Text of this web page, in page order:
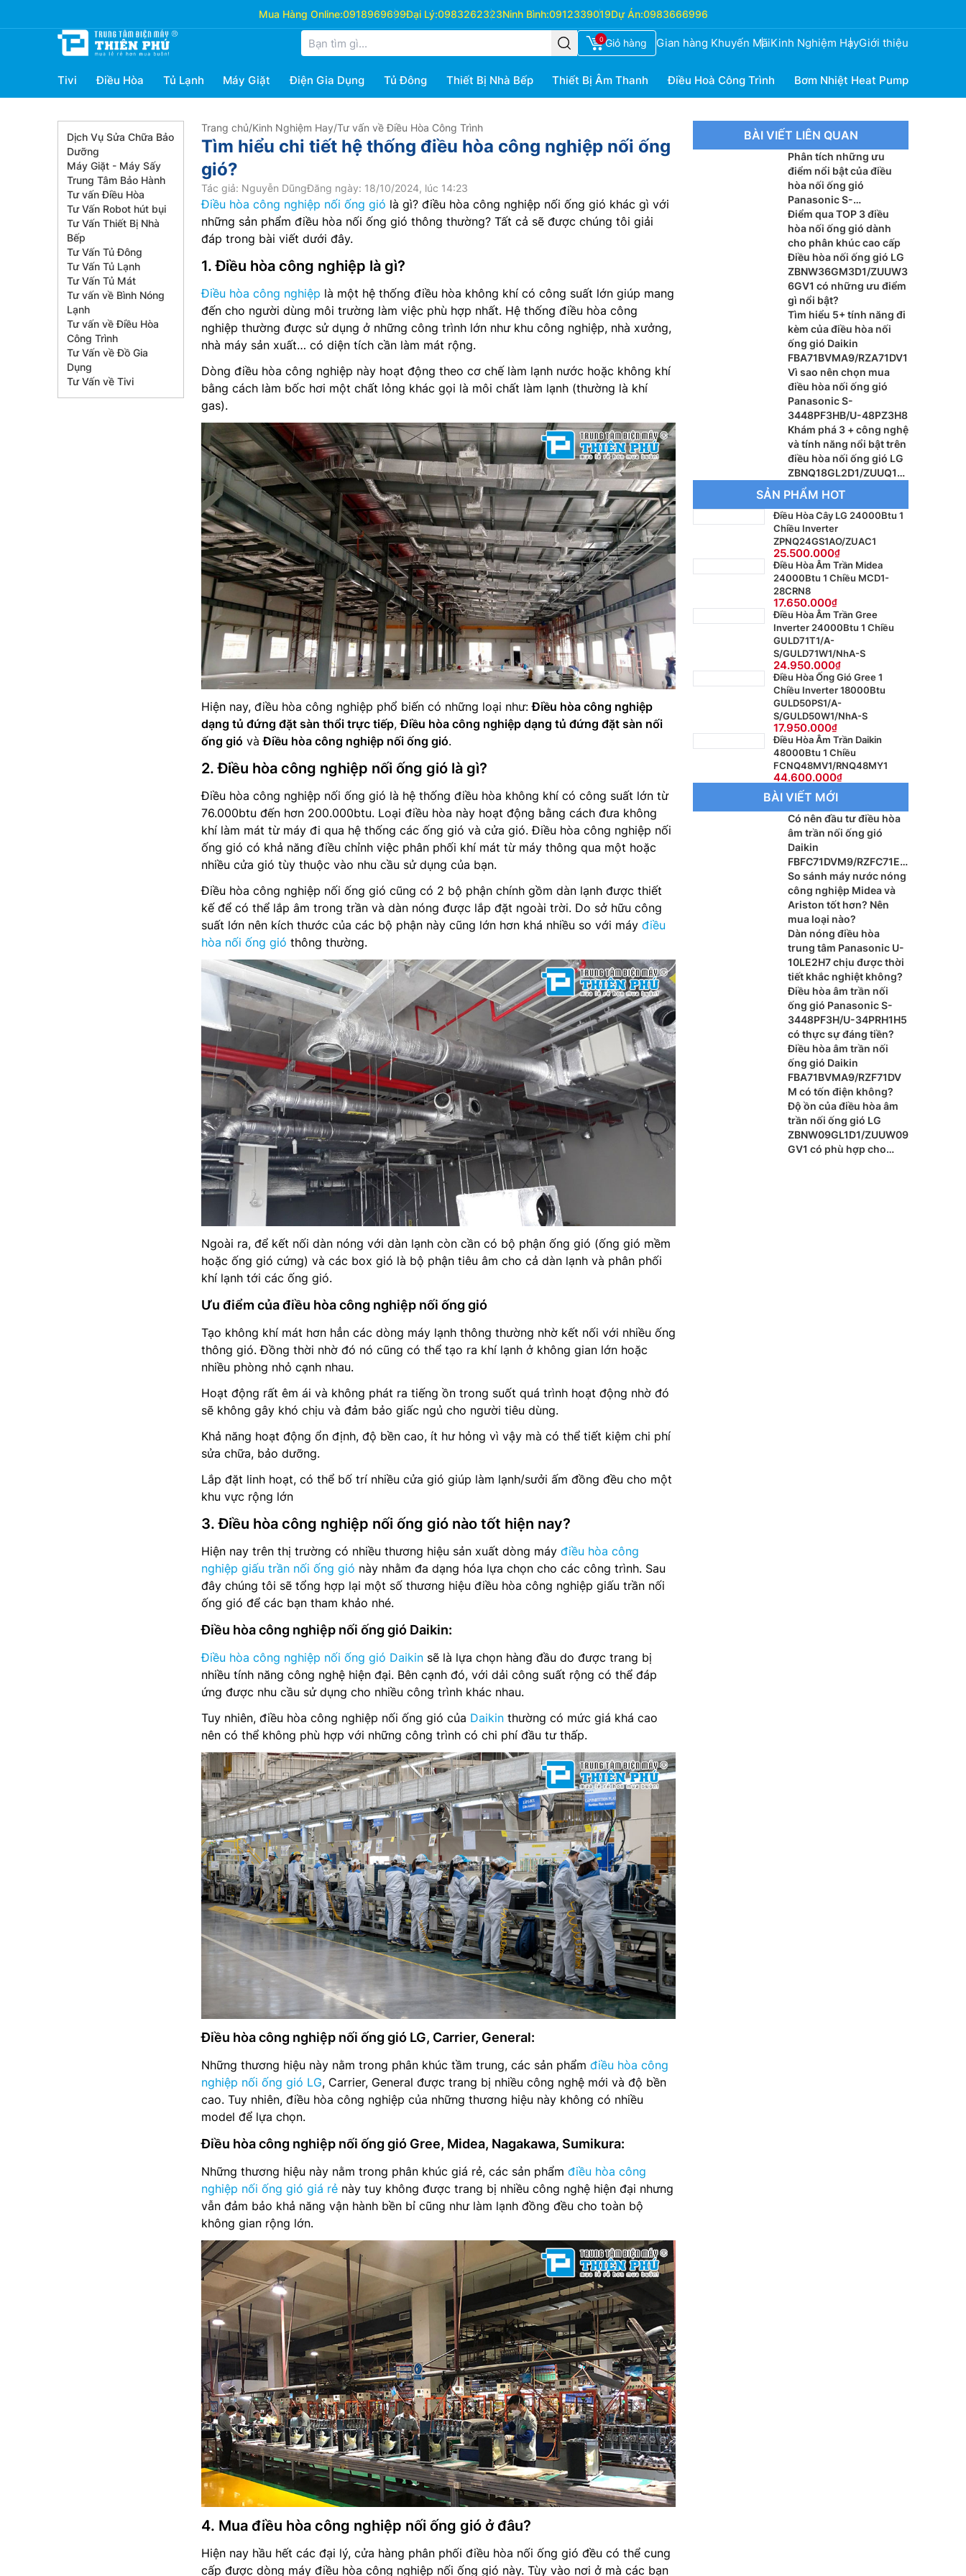
Mua Hàng Online:0918969699Đại Lý:0983262323Ninh Bình:0912339019Dự Án:0983666996
0 Giỏ hàng Gian hàng Khuyến MãiKinh Nghiệm HayGiới thiệu
Tivi Điều Hòa Tủ Lạnh Máy Giặt Điện Gia Dụng Tủ Đông Thiết Bị Nhà Bếp Thiết Bị Âm Thanh Điều Hoà Công Trình Bơm Nhiệt Heat Pump
Dịch Vụ Sửa Chữa Bảo
Dưỡng
Máy Giặt - Máy Sấy
Trung Tâm Bảo Hành
Tư vấn Điều Hòa
Tư Vấn Robot hút bụi
Tư Vấn Thiết Bị Nhà
Bếp
Tư Vấn Tủ Đông
Tư Vấn Tủ Lạnh
Tư Vấn Tủ Mát
Tư vấn về Bình Nóng
Lạnh
Tư vấn về Điều Hòa
Công Trình
Tư Vấn về Đồ Gia
Dụng
Tư Vấn về Tivi
Trang chủ/Kinh Nghiệm Hay/Tư vấn về Điều Hòa Công Trình
Tìm hiểu chi tiết hệ thống điều hòa công nghiệp nối ống
gió?
Tác giả: Nguyễn DũngĐăng ngày: 18/10/2024, lúc 14:23
Điều hòa công nghiệp nối ống gió là gì? điều hòa công nghiệp nối ống gió khác gì với
những sản phẩm điều hòa nối ống gió thông thường? Tất cả sẽ được chúng tôi giải
đáp trong bài viết dưới đây.
1. Điều hòa công nghiệp là gì?
Điều hòa công nghiệp là một hệ thống điều hòa không khí có công suất lớn giúp mang
đến cho người dùng môi trường làm việc phù hợp nhất. Hệ thống điều hòa công
nghiệp thường được sử dụng ở những công trình lớn như khu công nghiệp, nhà xưởng,
nhà máy sản xuất… có diện tích cần làm mát rộng.
Dòng điều hòa công nghiệp này hoạt động theo cơ chế làm lạnh nước hoặc không khí
bằng cách làm bốc hơi một chất lỏng khác gọi là môi chất làm lạnh (thường là khí
gas).
Hiện nay, điều hòa công nghiệp phổ biến có những loại như:Điều hòa công nghiệp
dạng tủ đứng đặt sàn thổi trực tiếp,Điều hòa công nghiệp dạng tủ đứng đặt sàn nối
ống gió vàĐiều hòa công nghiệp nối ống gió.
2. Điều hòa công nghiệp nối ống gió là gì?
Điều hòa công nghiệp nối ống gió là hệ thống điều hòa không khí có công suất lớn từ
76.000btu đến hơn 200.000btu. Loại điều hòa này hoạt động bằng cách đưa không
khí làm mát từ máy đi qua hệ thống các ống gió và cửa gió. Điều hòa công nghiệp nối
ống gió có khả năng điều chỉnh việc phân phối khí mát từ máy thông qua một hoặc
nhiều cửa gió tùy thuộc vào nhu cầu sử dụng của bạn.
Điều hòa công nghiệp nối ống gió cũng có 2 bộ phận chính gồm dàn lạnh được thiết
kế để có thể lắp âm trong trần và dàn nóng được lắp đặt ngoài trời. Do sở hữu công
suất lớn nên kích thước của các bộ phận này cũng lớn hơn khá nhiều so với máy điều
hòa nối ống gió thông thường.
Ngoài ra, để kết nối dàn nóng với dàn lạnh còn cần có bộ phận ống gió (ống gió mềm
hoặc ống gió cứng) và các box gió là bộ phận tiêu âm cho cả dàn lạnh và phân phối
khí lạnh tới các ống gió.
Ưu điểm của điều hòa công nghiệp nối ống gió
Tạo không khí mát hơn hẳn các dòng máy lạnh thông thường nhờ kết nối với nhiều ống
thông gió. Đồng thời nhờ đó nó cũng có thể tạo ra khí lạnh ở không gian lớn hoặc
nhiều phòng nhỏ cạnh nhau.
Hoạt động rất êm ái và không phát ra tiếng ồn trong suốt quá trình hoạt động nhờ đó
sẽ không gây khó chịu và đảm bảo giấc ngủ cho người tiêu dùng.
Khả năng hoạt động ổn định, độ bền cao, ít hư hỏng vì vậy mà có thể tiết kiệm chi phí
sửa chữa, bảo dưỡng.
Lắp đặt linh hoạt, có thể bố trí nhiều cửa gió giúp làm lạnh/sưởi ấm đồng đều cho một
khu vực rộng lớn
3. Điều hòa công nghiệp nối ống gió nào tốt hiện nay?
Hiện nay trên thị trường có nhiều thương hiệu sản xuất dòng máy điều hòa công
nghiệp giấu trần nối ống gió này nhằm đa dạng hóa lựa chọn cho các công trình. Sau
đây chúng tôi sẽ tổng hợp lại một số thương hiệu điều hòa công nghiệp giấu trần nối
ống gió để các bạn tham khảo nhé.
Điều hòa công nghiệp nối ống gió Daikin:
Điều hòa công nghiệp nối ống gió Daikin sẽ là lựa chọn hàng đầu do được trang bị
nhiều tính năng công nghệ hiện đại. Bên cạnh đó, với dải công suất rộng có thể đáp
ứng được nhu cầu sử dụng cho nhiều công trình khác nhau.
Tuy nhiên, điều hòa công nghiệp nối ống gió của Daikin thường có mức giá khá cao
nên có thể không phù hợp với những công trình có chi phí đầu tư thấp.
Điều hòa công nghiệp nối ống gió LG, Carrier, General:
Những thương hiệu này nằm trong phân khúc tầm trung, các sản phẩm điều hòa công
nghiệp nối ống gió LG, Carrier, General được trang bị nhiều công nghệ mới và độ bền
cao. Tuy nhiên, điều hòa công nghiệp của những thương hiệu này không có nhiều
model để lựa chọn.
Điều hòa công nghiệp nối ống gió Gree, Midea, Nagakawa, Sumikura:
Những thương hiệu này nằm trong phân khúc giá rẻ, các sản phẩm điều hòa công
nghiệp nối ống gió giá rẻ này tuy không được trang bị nhiều công nghệ hiện đại nhưng
vẫn đảm bảo khả năng vận hành bền bỉ cũng như làm lạnh đồng đều cho toàn bộ
không gian rộng lớn.
4. Mua điều hòa công nghiệp nối ống gió ở đâu?
Hiện nay hầu hết các đại lý, cửa hàng phân phối điều hòa nối ống gió đều có thể cung
cấp được dòng máy điều hòa công nghiệp nối ống gió này. Tùy vào nơi ở mà các bạn
BÀI VIẾT LIÊN QUAN
Phân tích những ưu
điểm nổi bật của điều
hòa nối ống gió
Panasonic S-
3448PF3H/U-48PR1H8
Điểm qua TOP 3 điều
hòa nối ống gió dành
cho phân khúc cao cấp
Điều hòa nối ống gió LG
ZBNW36GM3D1/ZUUW3
6GV1 có những ưu điểm
gì nổi bật?
Tìm hiểu 5+ tính năng đi
kèm của điều hòa nối
ống gió Daikin
FBA71BVMA9/RZA71DV1
Vì sao nên chọn mua
điều hòa nối ống gió
Panasonic S-
3448PF3HB/U-48PZ3H8
Khám phá 3 + công nghệ
và tính năng nổi bật trên
điều hòa nối ống gió LG
ZBNQ18GL2D1/ZUUQ18
GV1
SẢN PHẨM HOT
Điều Hòa Cây LG 24000Btu 1
Chiều Inverter
ZPNQ24GS1AO/ZUAC1
25.500.000
Điều Hòa Âm Trần Midea
24000Btu 1 Chiều MCD1-
28CRN8
17.650.000
Điều Hòa Âm Trần Gree
Inverter 24000Btu 1 Chiều
GULD71T1/A-
S/GULD71W1/NhA-S
24.950.000
Điều Hòa Ống Gió Gree 1
Chiều Inverter 18000Btu
GULD50PS1/A-
S/GULD50W1/NhA-S
17.950.000
Điều Hòa Âm Trần Daikin
48000Btu 1 Chiều
FCNQ48MV1/RNQ48MY1
44.600.000
BÀI VIẾT MỚI
Có nên đầu tư điều hòa
âm trần nối ống gió
Daikin
FBFC71DVM9/RZFC71EV
M cho xu hướng nội thất
cao cấp?
So sánh máy nước nóng
công nghiệp Midea và
Ariston tốt hơn? Nên
mua loại nào?
Dàn nóng điều hòa
trung tâm Panasonic U-
10LE2H7 chịu được thời
tiết khắc nghiệt không?
Điều hòa âm trần nối
ống gió Panasonic S-
3448PF3H/U-34PRH1H5
có thực sự đáng tiền?
Điều hòa âm trần nối
ống gió Daikin
FBA71BVMA9/RZF71DV
M có tốn điện không?
Độ ồn của điều hòa âm
trần nối ống gió LG
ZBNW09GL1D1/ZUUW09
GV1 có phù hợp cho